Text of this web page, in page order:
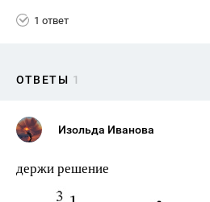
1 ответ
ОТВЕТЫ 1
Изольда Иванова
держи решение